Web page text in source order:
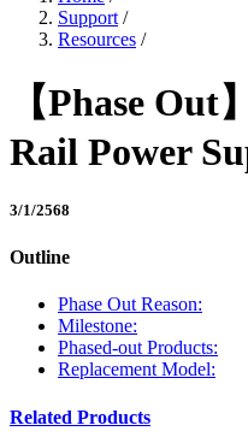
Support /
Resources /
【Phase
Rail Power
3/1/2568
Outline
Phase Out Reason:
Milestone:
Phased-out Products:
Replacement Model:
Related Products